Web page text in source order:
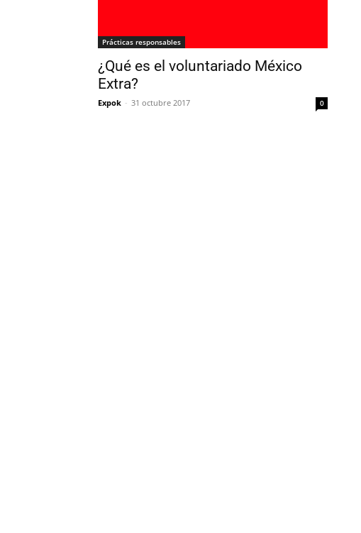
Prácticas responsables
¿Qué es el voluntariado México
Extra?
Expok - 31 octubre 2017 0